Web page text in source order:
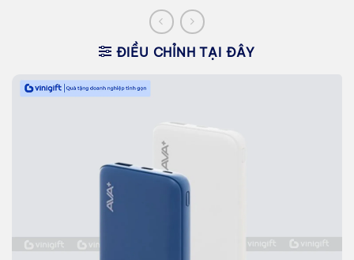
ĐIỀU CHỈNH TẠI ĐÂY